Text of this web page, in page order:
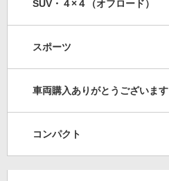
SUV・４×４（オフロード）
スポーツ
車両購入ありがとうございます
コンパクト